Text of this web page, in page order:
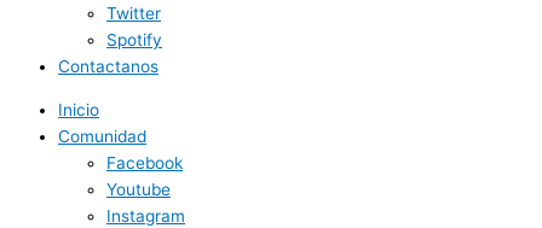
Twitter
Spotify
Contactanos
Inicio
Comunidad
Facebook
Youtube
Instagram